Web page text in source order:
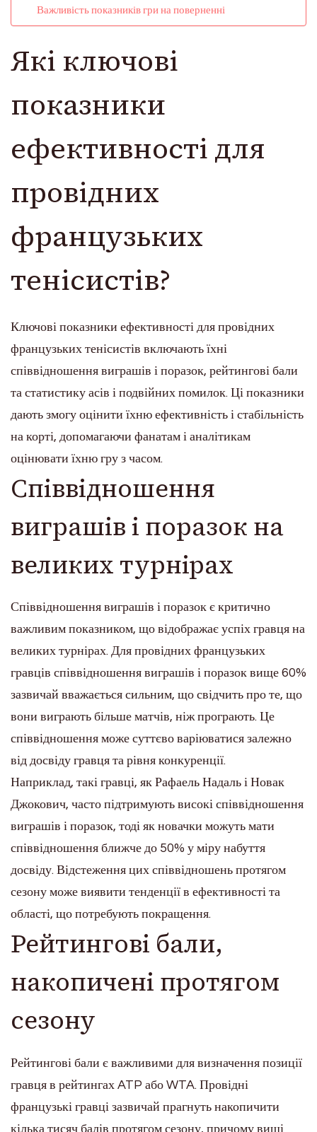
Важливість показників гри на поверненні
Які ключові
показники
ефективності для
провідних
французьких
тенісистів?
Ключові показники ефективності для провідних
французьких тенісистів включають їхні
співвідношення виграшів і поразок, рейтингові бали
та статистику асів і подвійних помилок. Ці показники
дають змогу оцінити їхню ефективність і стабільність
на корті, допомагаючи фанатам і аналітикам
оцінювати їхню гру з часом.
Співвідношення
виграшів і поразок на
великих турнірах
Співвідношення виграшів і поразок є критично
важливим показником, що відображає успіх гравця на
великих турнірах. Для провідних французьких
гравців співвідношення виграшів і поразок вище 60%
зазвичай вважається сильним, що свідчить про те, що
вони виграють більше матчів, ніж програють. Це
співвідношення може суттєво варіюватися залежно
від досвіду гравця та рівня конкуренції.
Наприклад, такі гравці, як Рафаель Надаль і Новак
Джокович, часто підтримують високі співвідношення
виграшів і поразок, тоді як новачки можуть мати
співвідношення ближче до 50% у міру набуття
досвіду. Відстеження цих співвідношень протягом
сезону може виявити тенденції в ефективності та
області, що потребують покращення.
Рейтингові бали,
накопичені протягом
сезону
Рейтингові бали є важливими для визначення позиції
гравця в рейтингах ATP або WTA. Провідні
французькі гравці зазвичай прагнуть накопичити
кілька тисяч балів протягом сезону, причому вищі